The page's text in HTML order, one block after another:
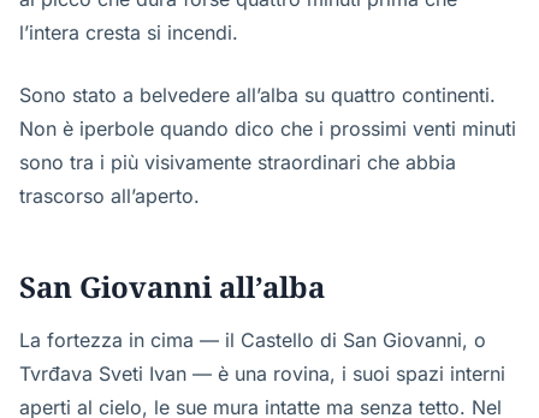
l’intera cresta si incendi.
Sono stato a belvedere all’alba su quattro continenti.
Non è iperbole quando dico che i prossimi venti minuti
sono tra i più visivamente straordinari che abbia
trascorso all’aperto.
San Giovanni all’alba
La fortezza in cima — il Castello di San Giovanni, o
Tvrđava Sveti Ivan — è una rovina, i suoi spazi interni
aperti al cielo, le sue mura intatte ma senza tetto. Nel